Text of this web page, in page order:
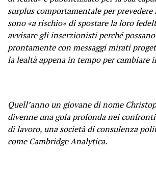
surplus comportamentale per prevedere
sono «a rischio» di spostare la loro
avvisare gli inserzionisti perché
prontamente con messaggi mirati
la lealtà appena in tempo per cambiare
Quell’anno un giovane di nome
divenne una gola profonda nei
di lavoro, una società di consulenza
come Cambridge Analytica.